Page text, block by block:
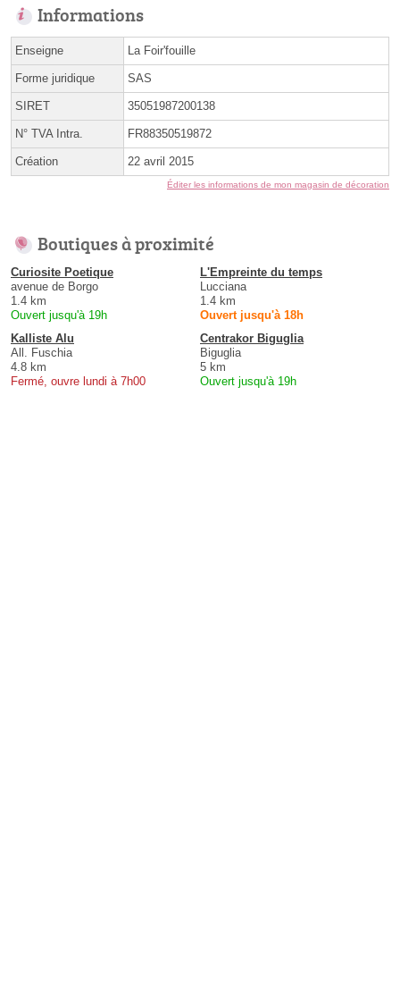
Informations
Enseigne La Foir'fouille
Forme juridique SAS
SIRET 35051987200138
N° TVA Intra. FR88350519872
Création 22 avril 2015
Éditer les informations de mon magasin de décoration
Boutiques à proximité
Curiosite Poetique
avenue de Borgo
1.4 km
Ouvert jusqu'à 19h
L'Empreinte du temps
Lucciana
1.4 km
Ouvert jusqu'à 18h
Kalliste Alu
All. Fuschia
4.8 km
Fermé, ouvre lundi à 7h00
Centrakor Biguglia
Biguglia
5 km
Ouvert jusqu'à 19h